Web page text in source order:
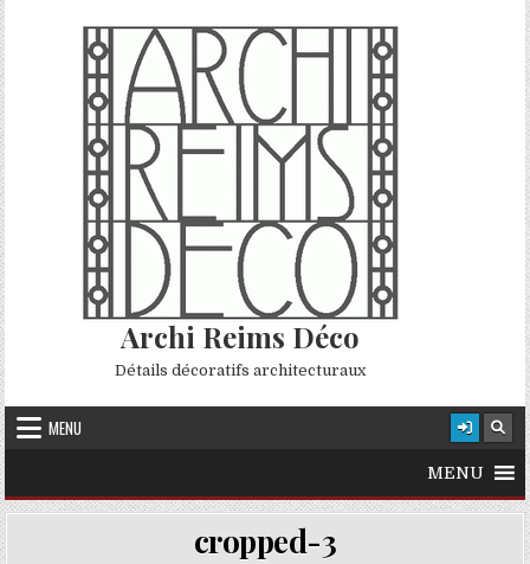
Skip to content
Archi Reims Déco
Détails décoratifs architecturaux
MENU
MENU
cropped-3